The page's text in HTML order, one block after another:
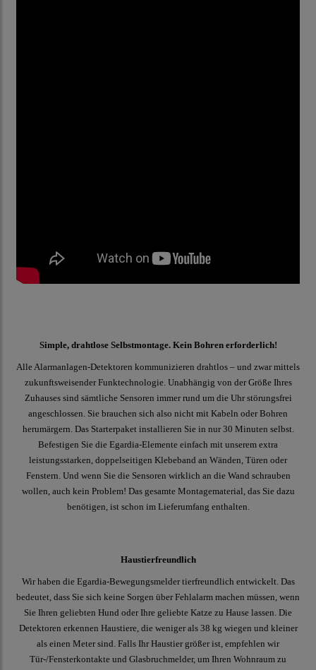
Simple, drahtlose Selbstmontage. Kein Bohren erforderlich!
Alle Alarmanlagen-Detektoren kommunizieren drahtlos – und zwar mittels
zukunftsweisender Funktechnologie. Unabhängig von der Größe Ihres
Zuhauses sind sämtliche Sensoren immer rund um die Uhr störungsfrei
angeschlossen. Sie brauchen sich also nicht mit Kabeln oder Bohren
herumärgern. Das Starterpaket installieren Sie in nur 30 Minuten selbst.
Befestigen Sie die Egardia-Elemente einfach mit unserem extra
leistungsstarken, doppelseitigen Klebeband an Wänden, Türen oder
Fenstern. Und wenn Sie die Sensoren wirklich an die Wand schrauben
wollen, auch kein Problem! Das gesamte Montagematerial, das Sie dazu
benötigen, ist schon im Lieferumfang enthalten.
Haustierfreundlich
Wir haben die Egardia-Bewegungsmelder tierfreundlich entwickelt. Das
bedeutet, dass Sie sich keine Sorgen über Fehlalarm machen müssen, wenn
Sie Ihren geliebten Hund oder Ihre geliebte Katze zu Hause lassen. Die
Detektoren erkennen Haustiere, die weniger als 38 kg wiegen und kleiner
als einen Meter sind. Falls Ihr Haustier größer ist, empfehlen wir
Tür-/Fensterkontakte und Glasbruchmelder, um Ihren Wohnraum zu